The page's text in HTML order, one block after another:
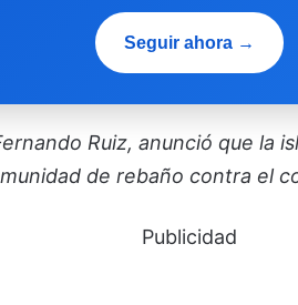
Seguir ahora →
Ruiz, anunció que la
de rebaño contra el
Publicidad